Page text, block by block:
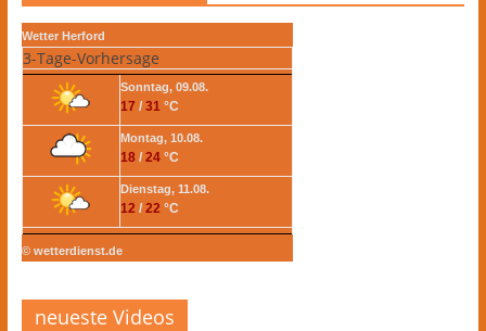
Wetter Herford
3-Tage-Vorhersage
Sonntag, 09.08.
17 / 31°C
Montag, 10.08.
18/ 24°C
Dienstag, 11.08.
12 / 22 °C
© wetterdienst.de
neueste Videos